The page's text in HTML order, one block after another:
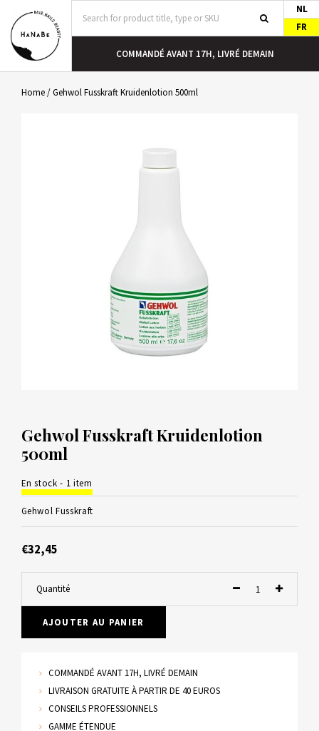
NL
FR
COMMANDÉ AVANT 17H, LIVRÉ DEMAIN
Home/Gehwol Fusskraft Kruidenlotion 500ml
Gehwol Fusskraft Kruidenlotion
500ml
En stock - 1 item
Gehwol Fusskraft
€32,45
Quantité
AJOUTER AU PANIER
COMMANDÉ AVANT 17H, LIVRÉ DEMAIN
LIVRAISON GRATUITE À PARTIR DE 40 EUROS
CONSEILS PROFESSIONNELS
GAMME ÉTENDUE